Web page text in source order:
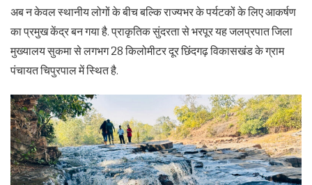
अब न केवल स्थानीय लोगों के बीच बल्कि राज्यभर के पर्यटकों के लिए आकर्षण
का प्रमुख केंद्र बन गया है. प्राकृतिक सुंदरता से भरपूर यह जलप्रपात जिला
मुख्यालय सुकमा से लगभग 28 किलोमीटर दूर छिंदगढ़ विकासखंड के ग्राम
पंचायत चिपुरपाल में स्थित है.